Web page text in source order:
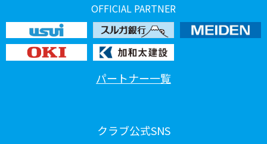
OFFICIAL PARTNER
パートナー一覧
クラブ公式SNS